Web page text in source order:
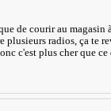
de courir au
radios, ça
c'est plus cher que